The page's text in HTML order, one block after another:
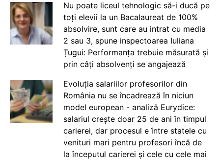
Nu poate liceul tehnologic să-i ducă pe
toți elevii la un Bacalaureat de 100%
absolvire, sunt care au intrat cu media
2 sau 3, spune inspectoarea Iuliana
Țugui: Performanța trebuie măsurată și
prin câți absolvenți se angajează
Evoluția salariilor profesorilor din
România nu se încadrează în niciun
model european - analiză Eurydice:
salariul crește doar 25 de ani în timpul
carierei, dar procesul e între statele cu
venituri mari pentru profesori încă de
la începutul carierei și cele cu cele mai